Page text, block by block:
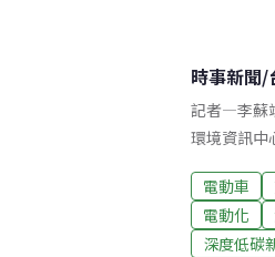
時事新聞/
記者—李蘇
環境資訊中
電動車
電動化
深度低碳